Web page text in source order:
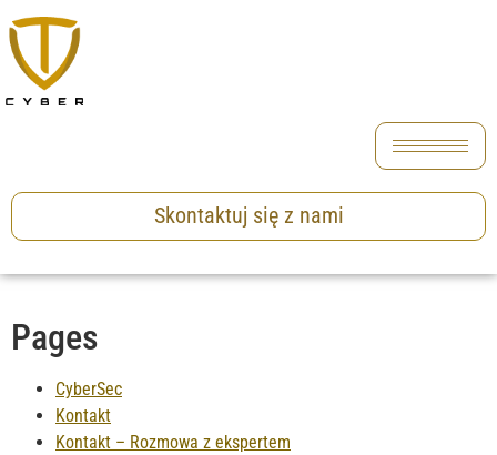
Skontaktuj się z nami
Pages
CyberSec
Kontakt
Kontakt – Rozmowa z ekspertem